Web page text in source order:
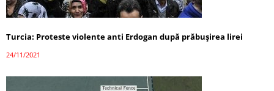
Turcia: Proteste violente anti Erdogan după prăbușirea lirei
24/11/2021